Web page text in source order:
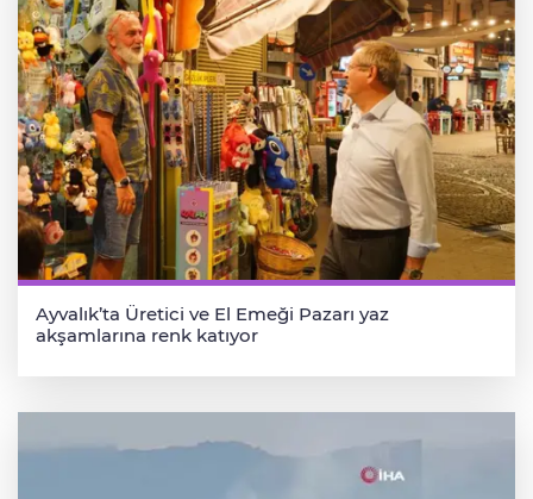
Ayvalık’ta Üretici ve El Emeği Pazarı yaz
akşamlarına renk katıyor